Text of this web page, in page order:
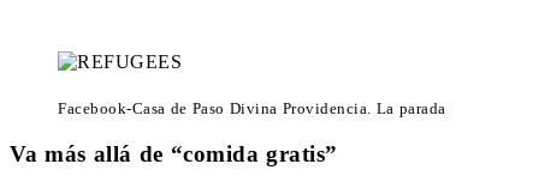
Facebook-Casa de Paso Divina Providencia. La parada
Va más allá de “comida gratis”